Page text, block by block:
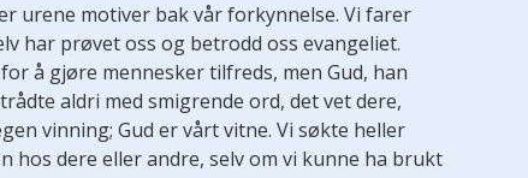
urene motiver bak vår forkynnelse. Vi farer
har prøvet oss og betrodd oss evangeliet.
å gjøre mennesker tilfreds, men Gud, han
aldri med smigrende ord, det vet dere,
vinning; Gud er vårt vitne. Vi søkte heller
hos dere eller andre, selv om vi kunne ha brukt